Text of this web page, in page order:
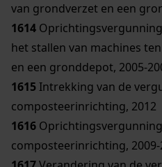
van grondverzet en een
1614
het stallen van machines
en een gronddepot, 2005-
1615 Intrekking van de
composteerinrichting, 2012
1616
composteerinrichting, 2009-